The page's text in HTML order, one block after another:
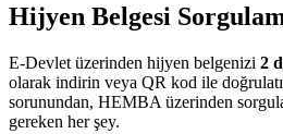
Hijyen Belgesi
E-Devlet üzerinden hijyen belgenizi 2
olarak indirin veya QR kod ile
sorunundan, HEMBA üzerinden
gereken her şey.